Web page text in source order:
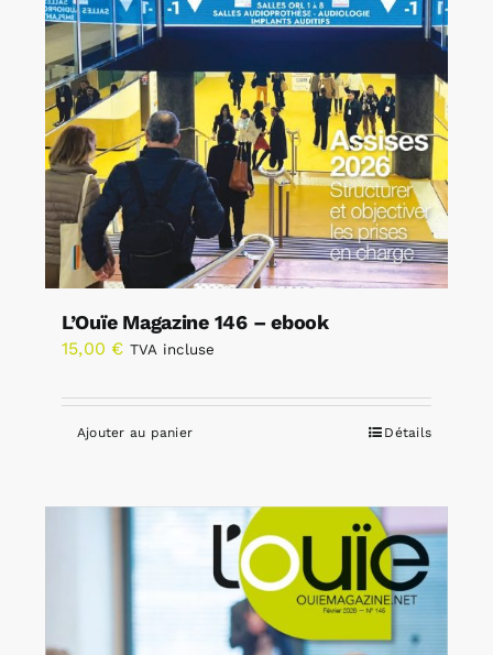
L’Ouïe Magazine 146 – ebook
15,00 € TVA incluse
Ajouter au panier Détails